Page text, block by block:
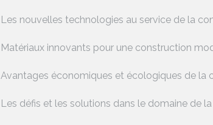
Les nouvelles technologies au service de la
Matériaux innovants pour une construction
Avantages économiques et écologiques de la
Les défis et les solutions dans le domaine de